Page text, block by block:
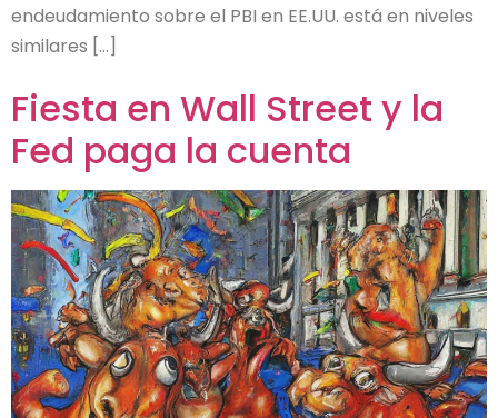
endeudamiento sobre el PBI en EE.UU. está en niveles
similares […]
Fiesta en Wall Street y la
Fed paga la cuenta